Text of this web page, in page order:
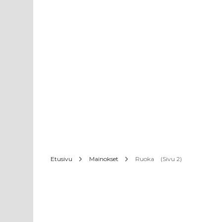
Etusivu Mainokset Ruoka (Sivu 2)